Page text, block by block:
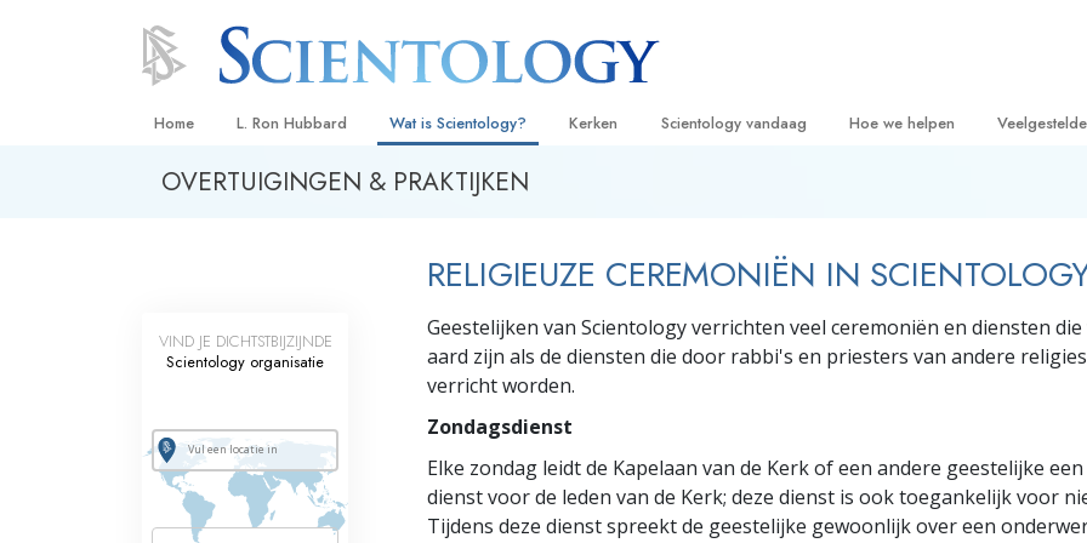
Home L. Ron Hubbard Wat is Scientology?
Overtuigingen & Praktijken
Wat scientologen zeggen over
Maak kennis met een scientoloog
Binnen in een Kerk
De Grondbeginselen van Scientology
Een Inleiding tot Dianetics
Kerken
Hogere Organisaties
Flag Land Base
Freewinds
Scientology beschikbaar maken voor de
hele wereld
Scientology vandaag
David Miscavige – Kerkelijk Leider van
Hoe we helpen
Criminon
Narconon
Citizens Commission on Human
Scientology Volunteer Ministers
De
OVERTUIGINGEN & PRAKTIJKEN
RELIGIEUZE CEREMONIËN IN
Geestelijken van Scientology verrichten veel ceremoniën en diensten die
aard zijn als de diensten die door rabbi's en priesters van andere religies
verricht worden.
Zondagsdienst
Elke zondag leidt de Kapelaan van de Kerk of een andere geestelijke
dienst voor de leden van de Kerk; deze dienst is ook toegankelijk voor
Tijdens deze dienst spreekt de geestelijke gewoonlijk over een
VIND JE DICHTSTBIJZIJNDE
Scientology organisatie